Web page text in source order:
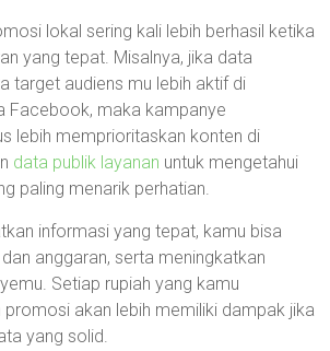
lokal sering kali lebih berhasil ketika
yang tepat. Misalnya, jika data
target audiens mu lebih aktif di
Facebook, maka kampanye
lebih memprioritaskan konten di
data publik layanan untuk mengetahui
paling menarik perhatian.
informasi yang tepat, kamu bisa
anggaran, serta meningkatkan
Setiap rupiah yang kamu
akan lebih memiliki dampak jika
yang solid.